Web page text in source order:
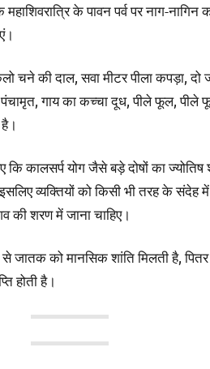
महाशिवरात्रि के पावन पर्व पर नाग-
चने की दाल, सवा मीटर पीला कपड़ा,
गाय का कच्चा दूध, पीले फूल, पीले
कि कालसर्प योग जैसे बड़े दोषों का
व्यक्तियों को किसी भी तरह के संदेह में
की शरण में जाना चाहिए।
जातक को मानसिक शांति मिलती है,
होती है।